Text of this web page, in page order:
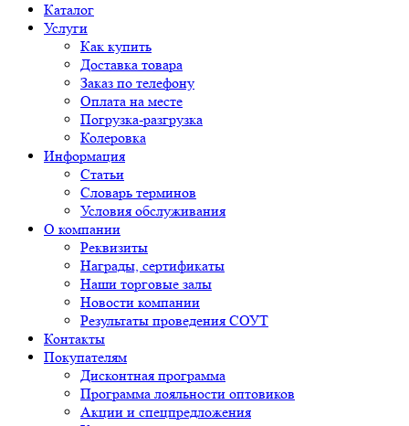
Каталог
Услуги
Как купить
Доставка товара
Заказ по телефону
Оплата на месте
Погрузка-разгрузка
Колеровка
Информация
Статьи
Словарь терминов
Условия обслуживания
О компании
Реквизиты
Награды, сертификаты
Наши торговые залы
Новости компании
Результаты проведения СОУТ
Контакты
Покупателям
Дисконтная программа
Программа лояльности оптовиков
Акции и спецпредложения